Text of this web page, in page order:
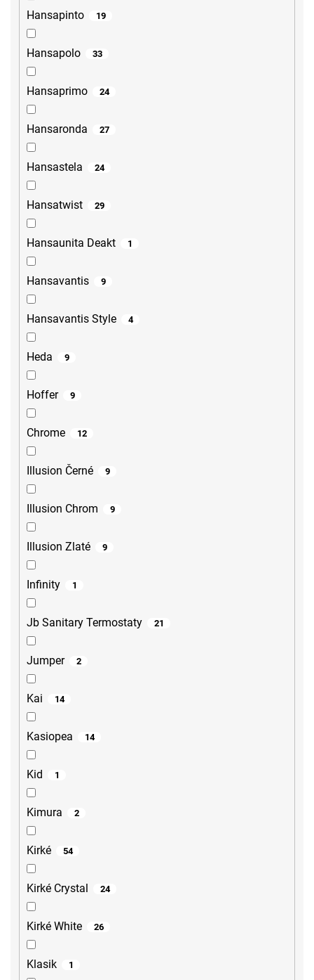
Hansapinto 19
Hansapolo 33
Hansaprimo 24
Hansaronda 27
Hansastela 24
Hansatwist 29
Hansaunita Deakt 1
Hansavantis 9
Hansavantis Style 4
Heda 9
Hoffer 9
Chrome 12
Illusion Černé 9
Illusion Chrom 9
Illusion Zlaté 9
Infinity 1
Jb Sanitary Termostaty 21
Jumper 2
Kai 14
Kasiopea 14
Kid 1
Kimura 2
Kirké 54
Kirké Crystal 24
Kirké White 26
Klasik 1